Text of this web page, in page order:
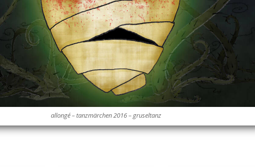
allongé – tanzmärchen 2016 – gruseltanz